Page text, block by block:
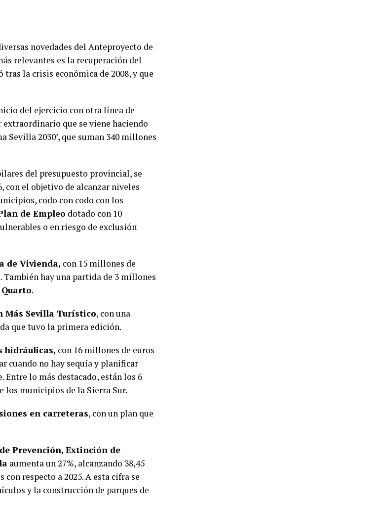
novedades del Anteproyecto de
relevantes es la recuperación del
tras la crisis económica de 2008, y que
del ejercicio con otra línea de
extraordinario que se viene haciendo
Sevilla 2030’, que suman 340 millones
del presupuesto provincial, se
con el objetivo de alcanzar niveles
codo con codo con los
de Empleo dotado con 10
o en riesgo de exclusión
de Vivienda, con 15 millones de
También hay una partida de 3 millones
.
Más Sevilla Turístico, con una
que tuvo la primera edición.
hidráulicas, con 16 millones de euros
cuando no hay sequía y planificar
Entre lo más destacado, están los 6
los municipios de la Sierra Sur.
en carreteras, con un plan que
Prevención, Extinción de
aumenta un 27%, alcanzando 38,45
respecto a 2025. A esta cifra se
y la construcción de parques de